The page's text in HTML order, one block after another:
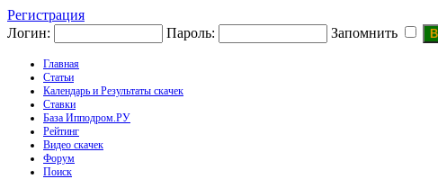
Регистрация
Логин:
Пароль: Запомнить
Главная
Статьи
Календарь и Результаты скачек
Ставки
База Ипподром.РУ
Рейтинг
Видео скачек
Форум
Поиск